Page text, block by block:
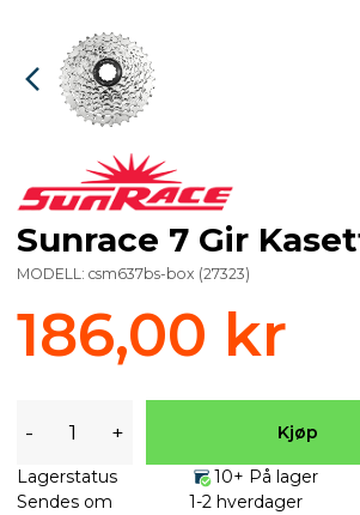
Sunrace 7 Gir
MODELL: csm637bs-box (27323)
186,00 kr
- + Kjøp
Lagerstatus
10+ På lager
Sendes om
1-2 hverdager